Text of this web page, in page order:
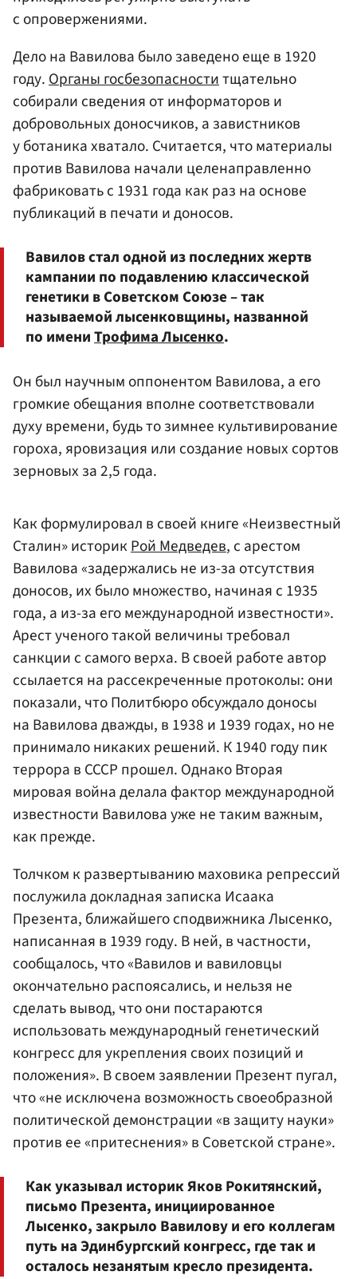
с опровержениями.
Дело на Вавилова было заведено еще в 1920
году.Органы госбезопасноститщательно
собирали сведения от информаторов и
добровольных доносчиков, а завистников
у ботаника хватало. Считается, что материалы
против Вавилова начали целенаправленно
фабриковать с 1931 года как раз на основе
публикаций в печати и доносов.
Вавилов стал одной из последних жертв
кампании по подавлению классической
генетики в Советском Союзе – так
называемой лысенковщины, названной
по имениТрофима Лысенко.
Он был научным оппонентом Вавилова, а его
громкие обещания вполне соответствовали
духу времени, будь то зимнее культивирование
гороха, яровизация или создание новых сортов
зерновых за 2,5 года.
Как формулировал в своей книге «Неизвестный
Сталин» историкРой Медведев, с арестом
Вавилова «задержались не из-за отсутствия
доносов, их было множество, начиная с 1935
года, а из-за его международной известности».
Арест ученого такой величины требовал
санкции с самого верха. В своей работе автор
ссылается на рассекреченные протоколы: они
показали, что Политбюро обсуждало доносы
на Вавилова дважды, в 1938 и 1939 годах, но не
принимало никаких решений. К 1940 году пик
террора в СССР прошел. Однако Вторая
мировая война делала фактор международной
известности Вавилова уже не таким важным,
как прежде.
Толчком к развертыванию маховика репрессий
послужила докладная записка Исаака
Презента, ближайшего сподвижника Лысенко,
написанная в 1939 году. В ней, в частности,
сообщалось, что «Вавилов и вавиловцы
окончательно распоясались, и нельзя не
сделать вывод, что они постараются
использовать международный генетический
конгресс для укрепления своих позиций и
положения». В своем заявлении Презент пугал,
что «не исключена возможность своеобразной
политической демонстрации «в защиту науки»
против ее «притеснения» в Советской стране».
Как указывал историк Яков Рокитянский,
письмо Презента, инициированное
Лысенко, закрыло Вавилову и его коллегам
путь на Эдинбургский конгресс, где так и
осталось незанятым кресло президента.